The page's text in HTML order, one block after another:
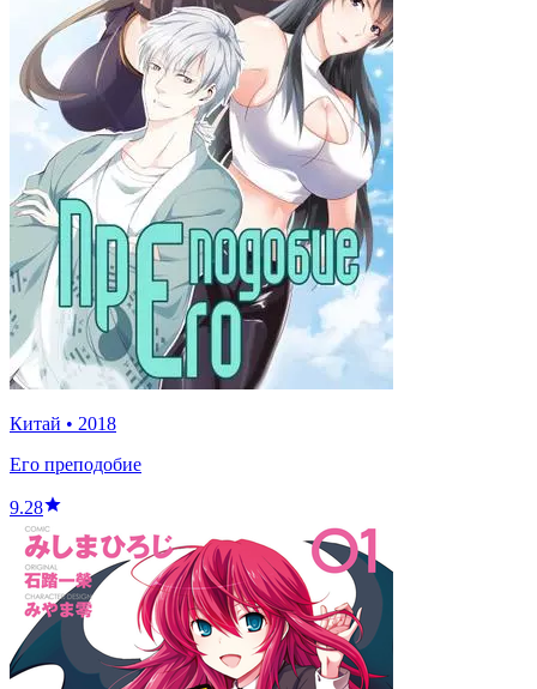
Китай • 2018
Его преподобие
9.28